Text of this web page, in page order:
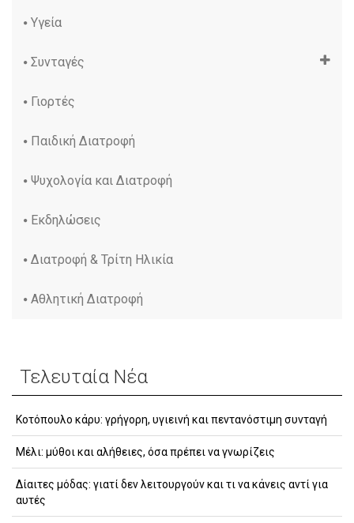
Υγεία
Συνταγές
Γιορτές
Παιδική Διατροφή
Ψυχολογία και Διατροφή
Εκδηλώσεις
Διατροφή & Τρίτη Ηλικία
Αθλητική Διατροφή
Τελευταία Νέα
Κοτόπουλο κάρυ: γρήγορη, υγιεινή και πεντανόστιμη συνταγή
Μέλι: μύθοι και αλήθειες, όσα πρέπει να γνωρίζεις
Δίαιτες μόδας: γιατί δεν λειτουργούν και τι να κάνεις αντί για
αυτές